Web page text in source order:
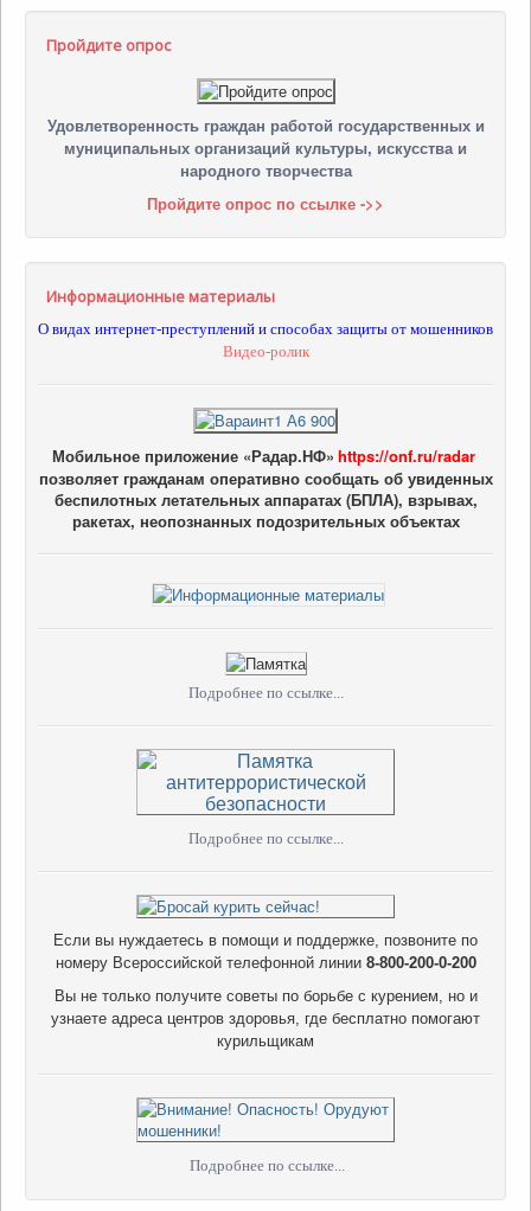
Пройдите опрос
Удовлетворенность граждан работой государственных и
муниципальных организаций культуры, искусства и
народного творчества
Пройдите опрос по ссылке ->>
Информационные материалы
О видах интернет-преступлений и способах защиты от мошенников
Видео-ролик
Мобильное приложение «Радар.НФ» https://onf.ru/radar
позволяет гражданам оперативно сообщать об увиденных
беспилотных летательных аппаратах (БПЛА), взрывах,
ракетах, неопознанных подозрительных объектах
Подробнее по ссылке...
Подробнее по ссылке...
Если вы нуждаетесь в помощи и поддержке, позвоните по
номеру Всероссийской телефонной линии 8-800-200-0-200
Вы не только получите советы по борьбе с курением, но и
узнаете адреса центров здоровья, где бесплатно помогают
курильщикам
Подробнее по ссылке...